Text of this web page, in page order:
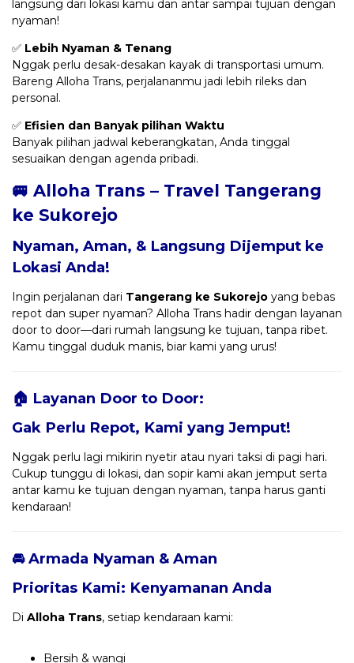
langsung dari lokasi kamu dan antar sampai tujuan dengan
nyaman!
✅ Lebih Nyaman & Tenang
Nggak perlu desak-desakan kayak di transportasi umum.
Bareng Alloha Trans, perjalananmu jadi lebih rileks dan
personal.
✅ Efisien dan Banyak pilihan Waktu
Banyak pilihan jadwal keberangkatan, Anda tinggal
sesuaikan dengan agenda pribadi.
🚐 Alloha Trans – Travel Tangerang
ke Sukorejo
Nyaman, Aman, & Langsung Dijemput ke
Lokasi Anda!
Ingin perjalanan dari Tangerang ke Sukorejo yang bebas
repot dan super nyaman? Alloha Trans hadir dengan layanan
door to door—dari rumah langsung ke tujuan, tanpa ribet.
Kamu tinggal duduk manis, biar kami yang urus!
🏠 Layanan Door to Door:
Gak Perlu Repot, Kami yang Jemput!
Nggak perlu lagi mikirin nyetir atau nyari taksi di pagi hari.
Cukup tunggu di lokasi, dan sopir kami akan jemput serta
antar kamu ke tujuan dengan nyaman, tanpa harus ganti
kendaraan!
🚘 Armada Nyaman & Aman
Prioritas Kami: Kenyamanan Anda
Di Alloha Trans, setiap kendaraan kami:
Bersih & wangi